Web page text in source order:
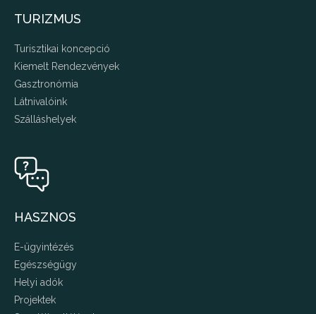
TURIZMUS
Turisztikai koncepció
Kiemelt Rendezvények
Gasztronómia
Látnivalóink
Szálláshelyek
HASZNOS
E-ügyintézés
Egészségügy
Helyi adók
Projektek